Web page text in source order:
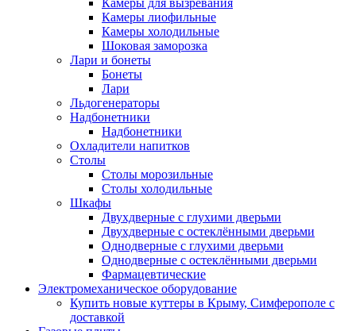
Камеры для вызревания
Камеры лиофильные
Камеры холодильные
Шоковая заморозка
Лари и бонеты
Бонеты
Лари
Льдогенераторы
Надбонетники
Надбонетники
Охладители напитков
Столы
Столы морозильные
Столы холодильные
Шкафы
Двухдверные с глухими дверьми
Двухдверные с остеклёнными дверьми
Однодверные с глухими дверьми
Однодверные с остеклёнными дверьми
Фармацевтические
Электромеханическое оборудование
Купить новые куттеры в Крыму, Симферополе с
доставкой